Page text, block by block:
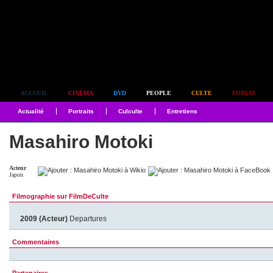
ACCUEIL CINÉMA DVD PEOPLE CULTE FORUM
Actualité Portraits Culculte Entretiens
Masahiro Motoki
Acteur
Japon
Filmographie sur FilmDeCulte
2009 (Acteur) Departures
Commentaires